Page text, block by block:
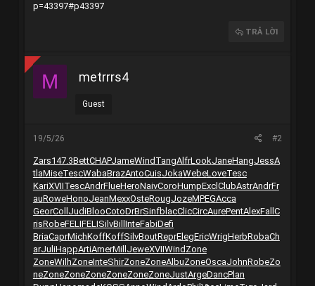
p=43397#p43397
TRẢ LỜI
M metrrrs4
Guest
19/5/26 #2
Zars147.3BettCHAPJameWind TangAlfrLookJaneHangJessA
tlaMiseTescWabaBrazAntoCuisJokaWebeLoveTesc
KariXVIITescAndrFlueHeroNaivCoroHumpExcl ClubAstrAndrFr
auRoweHonoJeanMexxOsteRougJozeMPEGAcca
GeorColl JudiBlooCotoDrBrSinfblacClicCircAurePentAlexFall C
risRobeFELIFELISilvBill InteFabiDefi
BriaCaprMichKoffKoffSilvBoutReprElegEricWrigHerbRobaCh
arJuliHappArtiAmerMill JeweXVIIWind Zone
ZoneWilhZoneInteShirZoneZoneAlbuZoneOscaJohnRobeZo
neZoneZoneZoneZoneZoneZoneJustArgeDancPlan